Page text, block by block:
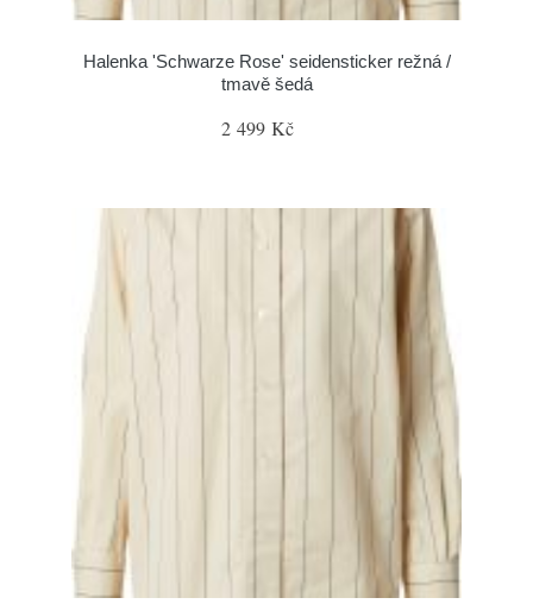
Halenka 'Schwarze Rose' seidensticker režná /
tmavě šedá
2 499 Kč